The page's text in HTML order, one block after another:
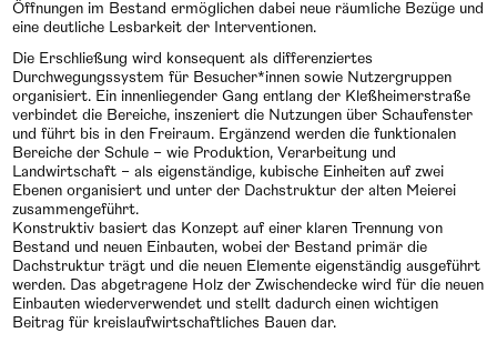
Öffnungen im Bestand ermöglichen dabei neue räumliche Bezüge und
eine deutliche Lesbarkeit der Interventionen.
Die Erschließung wird konsequent als differenziertes
Durchwegungssystem für Besucher*innen sowie Nutzergruppen
organisiert. Ein innenliegender Gang entlang der Kleßheimerstraße
verbindet die Bereiche, inszeniert die Nutzungen über Schaufenster
und führt bis in den Freiraum. Ergänzend werden die funktionalen
Bereiche der Schule – wie Produktion, Verarbeitung und
Landwirtschaft – als eigenständige, kubische Einheiten auf zwei
Ebenen organisiert und unter der Dachstruktur der alten Meierei
zusammengeführt.
Konstruktiv basiert das Konzept auf einer klaren Trennung von
Bestand und neuen Einbauten, wobei der Bestand primär die
Dachstruktur trägt und die neuen Elemente eigenständig ausgeführt
werden. Das abgetragene Holz der Zwischendecke wird für die neuen
Einbauten wiederverwendet und stellt dadurch einen wichtigen
Beitrag für kreislaufwirtschaftliches Bauen dar.